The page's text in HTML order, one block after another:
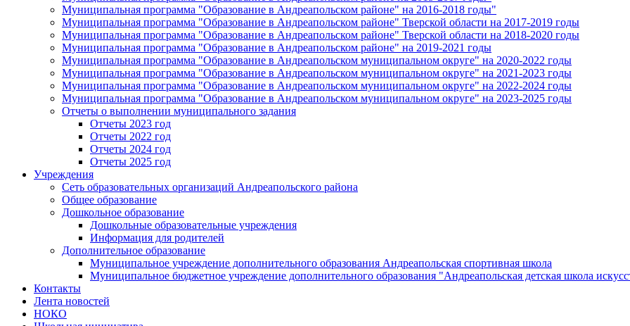
Муниципальная программа "Образование в Андреапольском районе" на 2016-2018 годы"
Муниципальная программа "Образование в Андреапольском районе" Тверской области на 2017-2019 годы
Муниципальная программа "Образование в Андреапольском районе" Тверской области на 2018-2020 годы
Муниципальная программа "Образование в Андреапольском районе" на 2019-2021 годы
Муниципальная программа "Образование в Андреапольском муниципальном округе" на 2020-2022 годы
Муниципальная программа "Образование в Андреапольском муниципальном округе" на 2021-2023 годы
Муниципальная программа "Образование в Андреапольском муниципальном округе" на 2022-2024 годы
Муниципальная программа "Образование в Андреапольском муниципальном округе" на 2023-2025 годы
Отчеты о выполнении муниципального задания
Отчеты 2023 год
Отчеты 2022 год
Отчеты 2024 год
Отчеты 2025 год
Учреждения
Сеть образовательных организаций Андреапольского района
Общее образование
Дошкольное образование
Дошкольные образовательные учреждения
Информация для родителей
Дополнительное образование
Муниципальное учреждение дополнительного образования Андреапольская спортивная школа
Муниципальное бюджетное учреждение дополнительного образования "Андреапольская детская школа
Контакты
Лента новостей
НОКО